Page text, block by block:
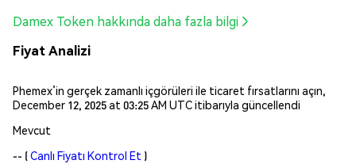
Damex Token hakkında daha fazla bilgi
Fiyat Analizi
Phemex’in gerçek zamanlı içgörüleri ile ticaret fırsatlarını açın,
December 12, 2025 at 03:25 AM UTC itibarıyla güncellendi
Mevcut
-- (Canlı Fiyatı Kontrol Et )